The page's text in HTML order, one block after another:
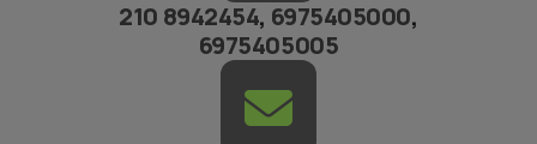
210 8942454, 6975405000,
6975405005